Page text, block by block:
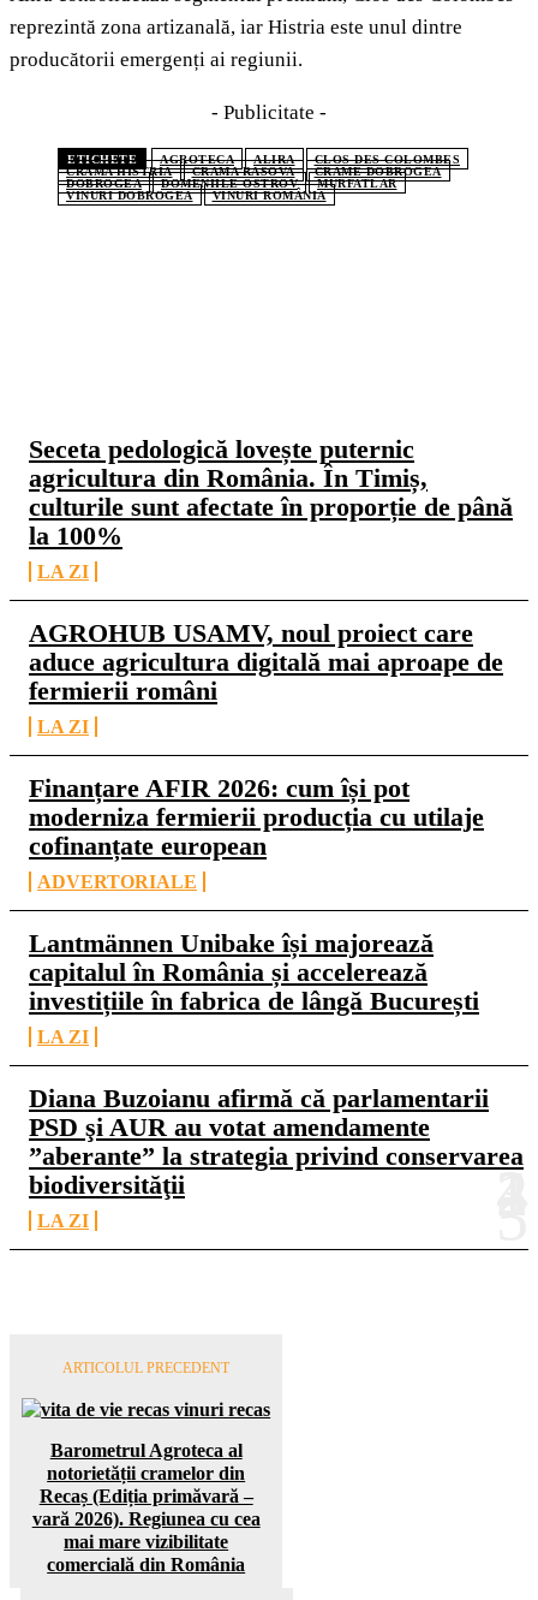
Seceta pedologică lovește puternic
agricultura din România. În Timiș,
culturile sunt afectate în proporție de până
la 100%
LA ZI
AGROHUB USAMV, noul proiect care
aduce agricultura digitală mai aproape de
fermierii români
LA ZI
Finanțare AFIR 2026: cum își pot
moderniza fermierii producția cu utilaje
cofinanțate european
ADVERTORIALE
Lantmännen Unibake își majorează
capitalul în România și accelerează
investițiile în fabrica de lângă București
LA ZI
Diana Buzoianu afirmă că parlamentarii
PSD şi AUR au votat amendamente
”aberante” la strategia privind conservarea
biodiversităţii
LA ZI
reprezintă zona artizanală, iar Histria este unul dintre
producătorii emergenți ai regiunii.
- Publicitate -
ETICHETE AGROTECA ALIRA
CLOS DES COLOMBES
CRAMA HISTRIA
CRAMA RASOVA
CRAME DOBROGEA
DOBROGEA
DOMENIILE OSTROV
MURFATLAR
VINURI DOBROGEA
VINURI ROMÂNIA
ARTICOLUL PRECEDENT
Barometrul Agroteca al
notorietății cramelor din
Recaș (Ediția primăvară –
vară 2026). Regiunea cu cea
mai mare vizibilitate
comercială din România